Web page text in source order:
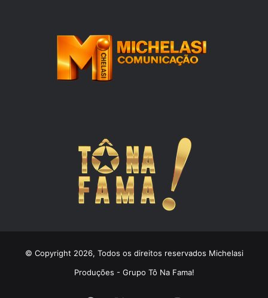
© Copyright 2026, Todos os direitos reservados Michelasi
Produções - Grupo Tô Na Fama!